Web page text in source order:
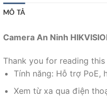
MÔ TẢ
Camera An Ninh
Thank you for reading
Tính năng: Hỗ trợ PoE,
Xem từ xa qua điện